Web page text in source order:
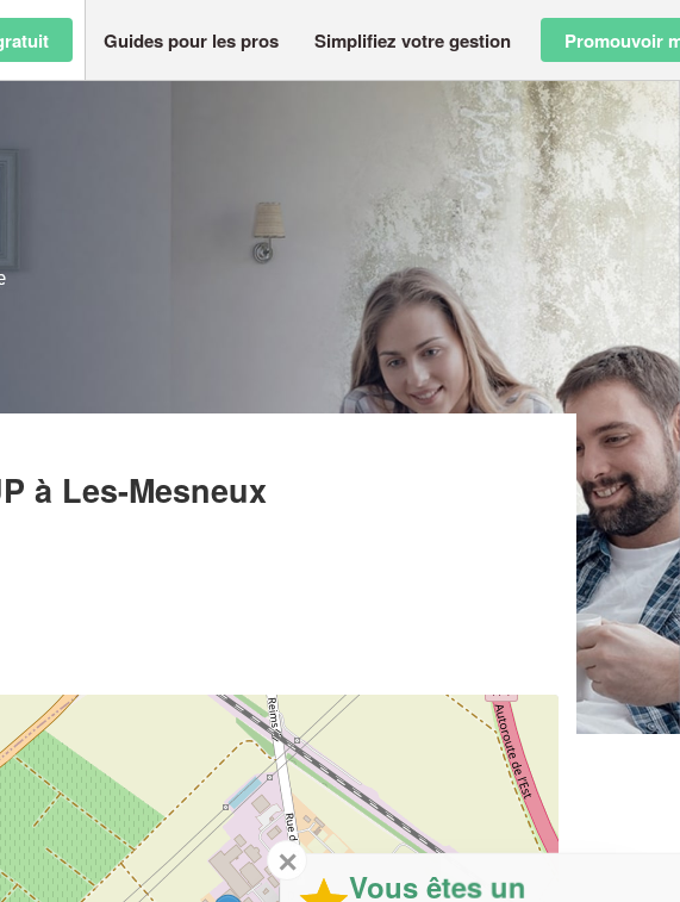
Guides pour les pros Simplifiez votre gestion Promouvoir
à Les-Mesneux
✕
Vous êtes un